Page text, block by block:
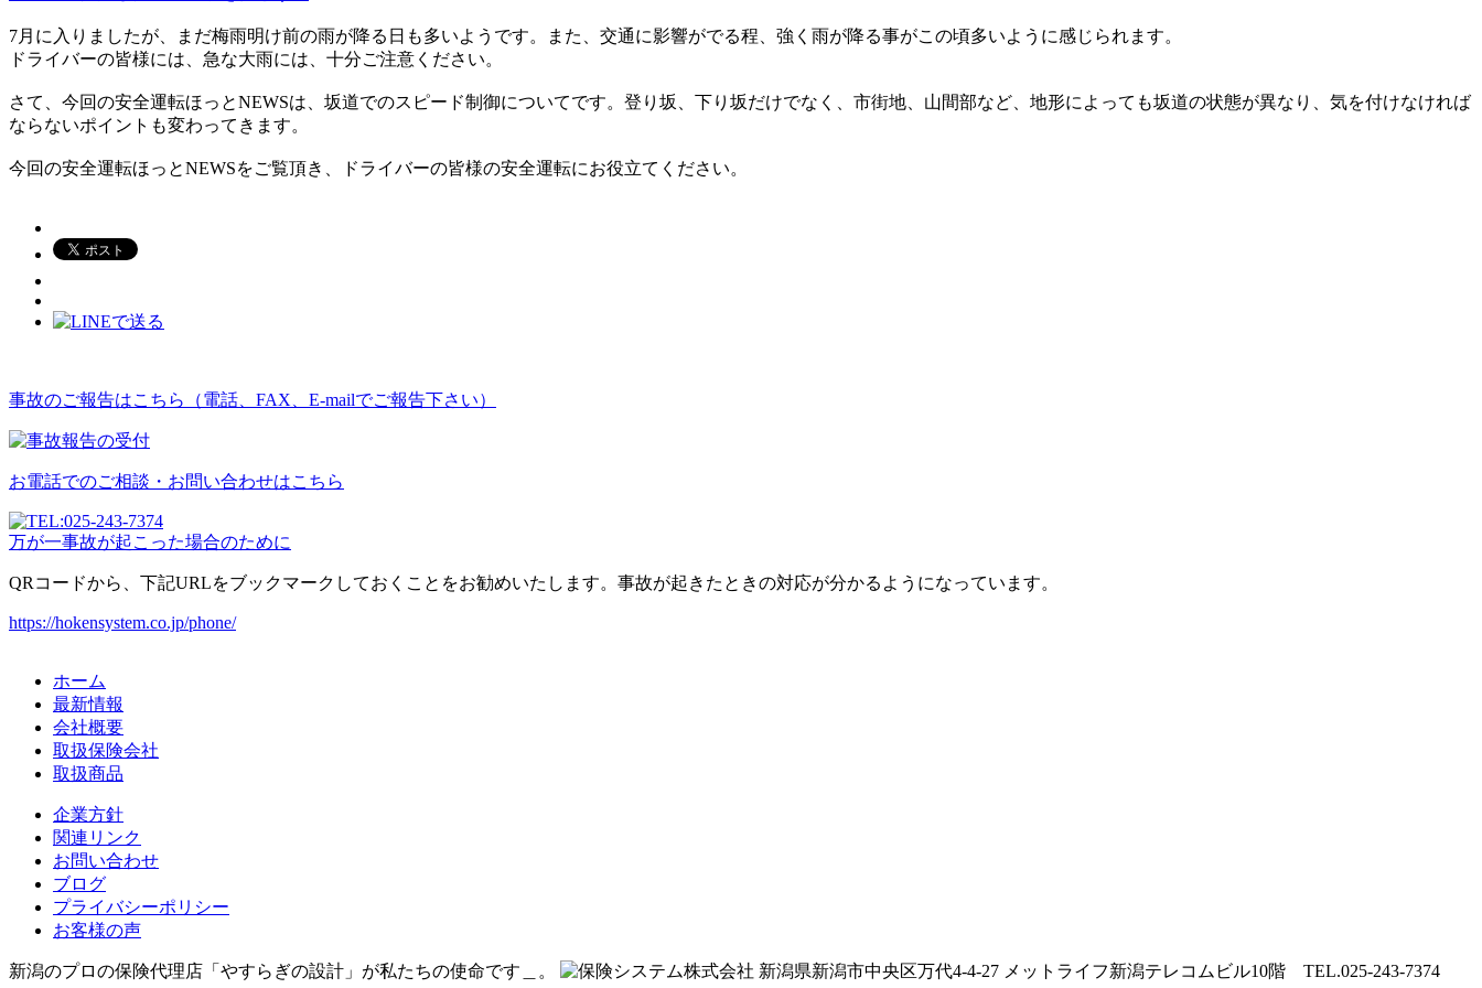
7月に入りましたが、まだ梅雨明け前の雨が降る日も多いようです。また、交通に影響がでる程、強く雨が降る事がこの頃多いように感じられます。
ドライバーの皆様には、急な大雨には、十分ご注意ください。
さて、今回の安全運転ほっとNEWSは、坂道でのスピード制御についてです。登り坂、下り坂だけでなく、市街地、山間部など、地形によっても坂道の状態が異なり、気を付けなければ
ならないポイントも変わってきます。
今回の安全運転ほっとNEWSをご覧頂き、ドライバーの皆様の安全運転にお役立てください。
事故のご報告はこちら（電話、FAX、E-mailでご報告下さい）
お電話でのご相談・お問い合わせはこちら
万が一事故が起こった場合のために
QRコードから、下記URLをブックマークしておくことをお勧めいたします。事故が起きたときの対応が分かるようになっています。
https://hokensystem.co.jp/phone/
ホーム
最新情報
会社概要
取扱保険会社
取扱商品
企業方針
関連リンク
お問い合わせ
ブログ
プライバシーポリシー
お客様の声
新潟のプロの保険代理店「やすらぎの設計」が私たちの使命です＿。 新潟県新潟市中央区万代4-4-27 メットライフ新潟テレコムビル10階 TEL.025-243-7374